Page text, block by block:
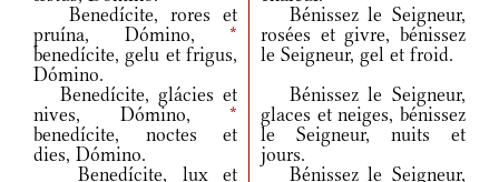
Benedícite, rores et
pruína, Dómino, *
benedícite, gelu et frigus,
Dómino.
Bénissez le Seigneur,
rosées et givre, bénissez
le Seigneur, gel et froid.
Benedícite, glácies et
nives, Dómino, *
benedícite, noctes et
dies, Dómino.
Bénissez le Seigneur,
glaces et neiges, bénissez
le Seigneur, nuits et
jours.
Benedícite, lux et
Bénissez le Seigneur,